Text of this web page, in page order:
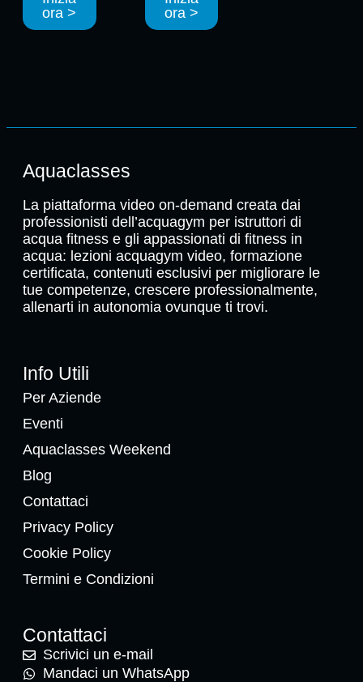
ora >
ora >
Aquaclasses
La piattaforma video on-demand creata dai
professionisti dell’acquagym per istruttori di
acqua fitness e gli appassionati di fitness in
acqua: lezioni acquagym video, formazione
certificata, contenuti esclusivi per migliorare le
tue competenze, crescere professionalmente,
allenarti in autonomia ovunque ti trovi.
Info Utili
Per Aziende
Eventi
Aquaclasses Weekend
Blog
Contattaci
Privacy Policy
Cookie Policy
Termini e Condizioni
Contattaci
Scrivici un e-mail
Mandaci un WhatsApp